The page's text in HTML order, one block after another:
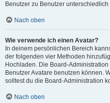
Benutzer zu Benutzer unterschiedlich
Nach oben
Wie verwende ich einen Avatar?
In deinem persönlichen Bereich
der folgenden vier Methoden
Hochladen. Die Board-
Benutzer Avatare benutzen können.
solltest du die Board-Administration
Nach oben